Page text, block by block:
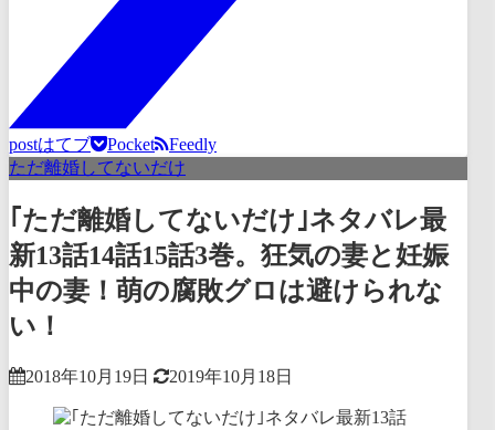
postはてブ Pocket
Feedly
ただ離婚してないだけ
｢ただ離婚してないだけ｣ネタバレ最
新13話14話15話3巻。狂気の妻と妊娠
中の妻！萌の腐敗グロは避けられな
い！
2018年10月19日 2019年10月18日